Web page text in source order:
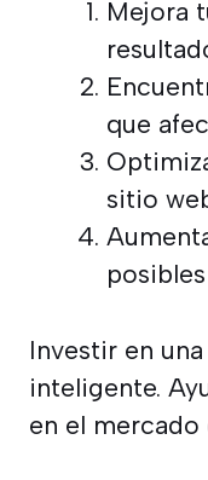
Mejora
que
sitio
Investir en
inteligente.
en el